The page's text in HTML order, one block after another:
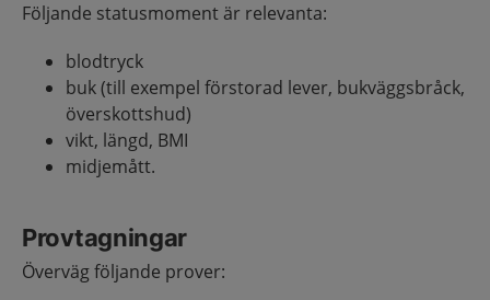
Följande statusmoment är relevanta:
blodtryck
buk (till exempel förstorad lever, bukväggsbråck,
överskottshud)
vikt, längd, BMI
midjemått.
Provtagningar
Överväg följande prover: